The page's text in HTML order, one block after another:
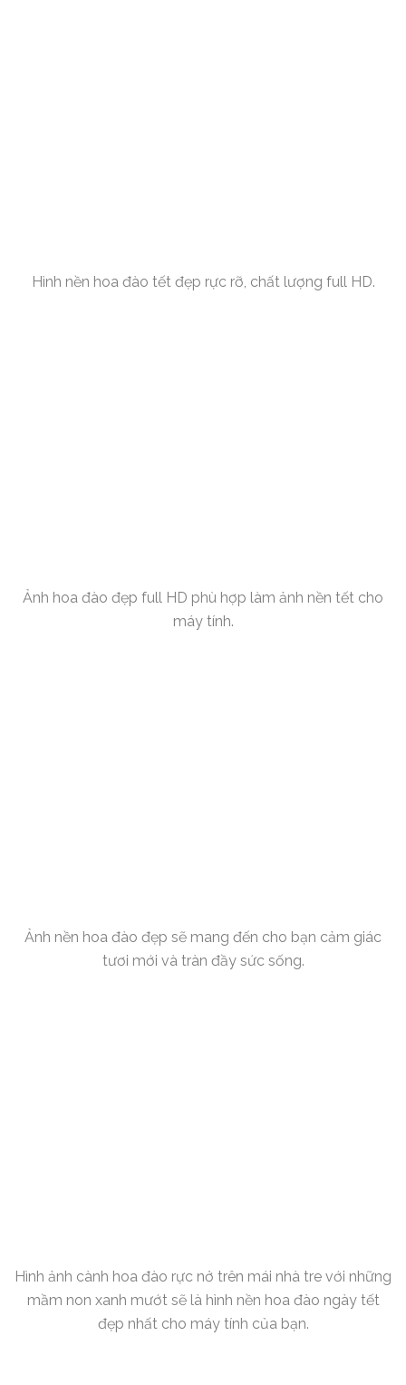
Hình nền hoa đào tết đẹp rực rỡ, chất lượng full HD.
Ảnh hoa đào đẹp full HD phù hợp làm ảnh nền tết cho
máy tính.
Ảnh nền hoa đào đẹp sẽ mang đến cho bạn cảm giác
tươi mới và tràn đầy sức sống.
Hình ảnh cành hoa đào rực nở trên mái nhà tre với những
mầm non xanh mướt sẽ là hình nền hoa đào ngày tết
đẹp nhất cho máy tính của bạn.